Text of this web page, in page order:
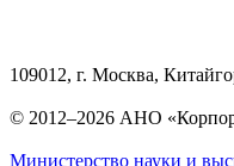
109012, г. Москва,
© 2012–2026 АНО
Министерство науки и